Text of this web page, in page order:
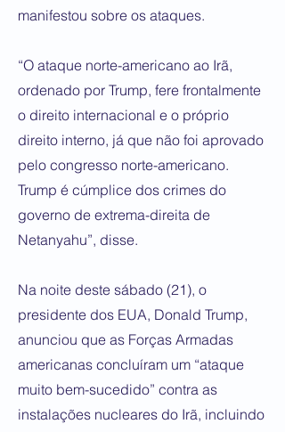
manifestou sobre os ataques.
“O ataque norte-americano ao Irã,
ordenado por Trump, fere frontalmente
o direito internacional e o próprio
direito interno, já que não foi aprovado
pelo congresso norte-americano.
Trump é cúmplice dos crimes do
governo de extrema-direita de
Netanyahu”, disse.
Na noite deste sábado (21), o
presidente dos EUA, Donald Trump,
anunciou que as Forças Armadas
americanas concluíram um “ataque
muito bem-sucedido” contra as
instalações nucleares do Irã, incluindo